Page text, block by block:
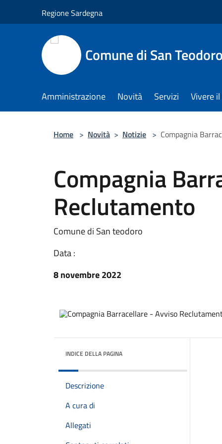
Regione Sardegna
Comune di San Teodoro
Amministrazione Novità Servizi Vivere
Home > Novità > Notizie > Compagnia
Compagnia
Reclutamento
Comune di San teodoro
Data :
8 novembre 2022
INDICE DELLA PAGINA
Descrizione
A cura di
Allegati